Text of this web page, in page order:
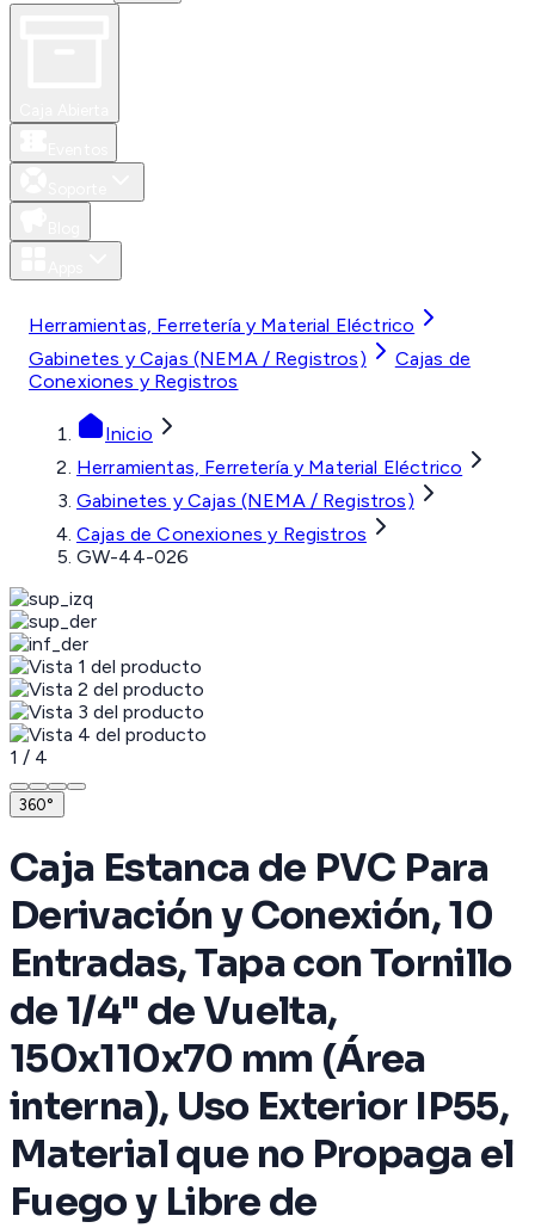
Herramientas, Ferretería y Material Eléctrico
Gabinetes y Cajas (NEMA / Registros)
Cajas de
Conexiones y Registros
Inicio
Herramientas, Ferretería y Material Eléctrico
Gabinetes y Cajas (NEMA / Registros)
Cajas de Conexiones y Registros
GW-44-026
1 / 4
360°
Caja Estanca de PVC Para
Derivación y Conexión, 10
Entradas, Tapa con Tornillo
de 1/4" de Vuelta,
150x110x70 mm (Área
interna), Uso Exterior IP55,
Material que no Propaga el
Fuego y Libre de